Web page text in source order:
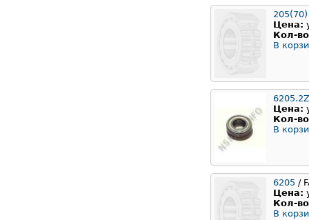
205(70)
Цена:
Кол-
В
Цена:
Кол-
В
6205 /
Цена:
Кол-
В